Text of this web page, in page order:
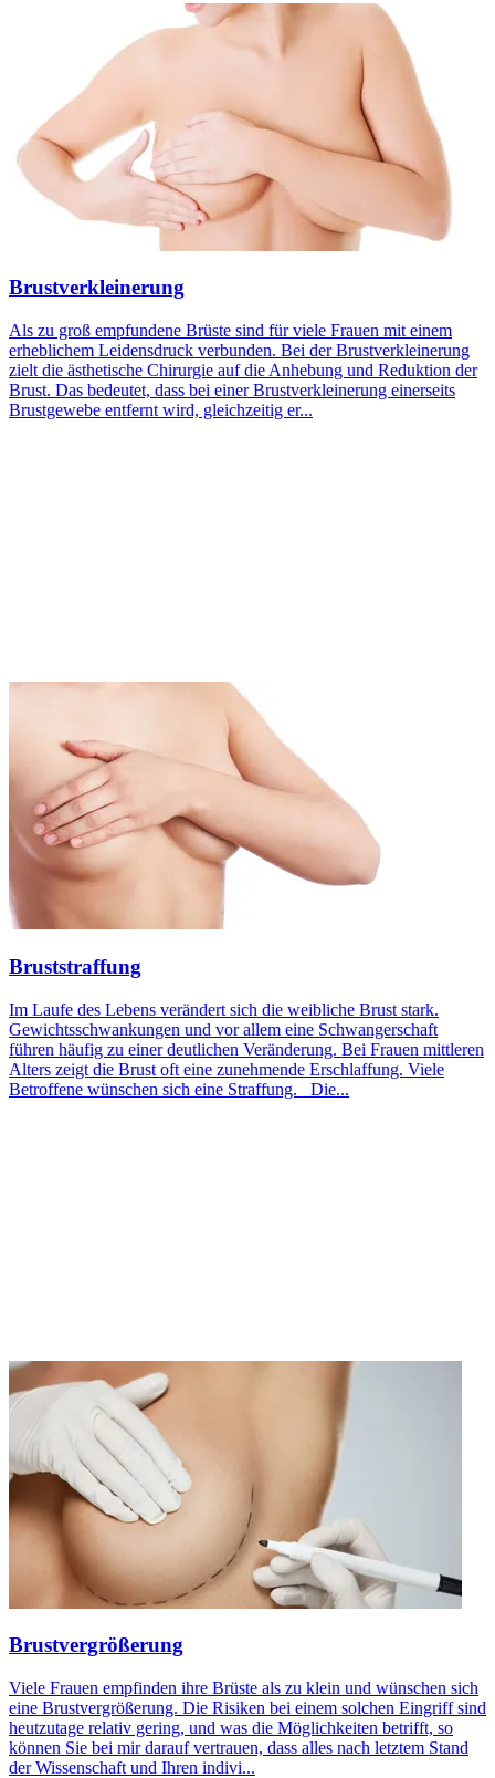
Brustverkleinerung
Als zu groß empfundene Brüste sind für viele Frauen mit einem
erheblichem Leidensdruck verbunden. Bei der Brustverkleinerung
zielt die ästhetische Chirurgie auf die Anhebung und Reduktion der
Brust. Das bedeutet, dass bei einer Brustverkleinerung einerseits
Brustgewebe entfernt wird, gleichzeitig er...
Bruststraffung
Im Laufe des Lebens verändert sich die weibliche Brust stark.
Gewichtsschwankungen und vor allem eine Schwangerschaft
führen häufig zu einer deutlichen Veränderung. Bei Frauen mittleren
Alters zeigt die Brust oft eine zunehmende Erschlaffung. Viele
Betroffene wünschen sich eine Straffung. Die...
Brustvergrößerung
Viele Frauen empfinden ihre Brüste als zu klein und wünschen sich
eine Brustvergrößerung. Die Risiken bei einem solchen Eingriff sind
heutzutage relativ gering, und was die Möglichkeiten betrifft, so
können Sie bei mir darauf vertrauen, dass alles nach letztem Stand
der Wissenschaft und Ihren indivi...